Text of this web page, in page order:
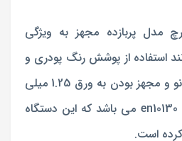
مدل پربازده مجهز به ویژگی
استفاده از پوشش رنگ پودری و
پوشش سطحی با مواد نانو و مجهز بودن به ورق 1.25 میلی
متری بر حسب استاندارد en10130 می باشد که این دستگاه
کرده است.